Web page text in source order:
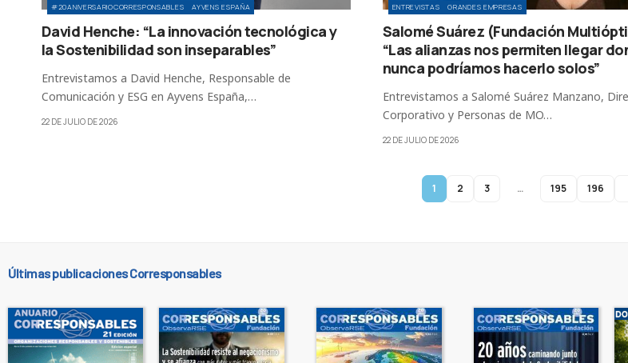
#20ANIVERSARIOCORRESPONSABLES AYVENS ESPAÑA
David Henche: “La innovación tecnológica y
la Sostenibilidad son inseparables”
Entrevistamos a David Henche, Responsable de
Comunicación y ESG en Ayvens España,…
22 DE JULIO DE 2026
ENTREVISTAS GRANDES EMPRESAS
Salomé Suárez (Fundación
“Las alianzas nos permiten llegar
nunca podríamos hacerlo solos”
Entrevistamos a Salomé Suárez Manzano,
Corporativo y Personas de MO…
22 DE JULIO DE 2026
1 2 3 … 195 196
Últimas publicaciones Corresponsables